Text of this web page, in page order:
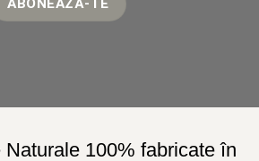
Naturale 100% fabricate în